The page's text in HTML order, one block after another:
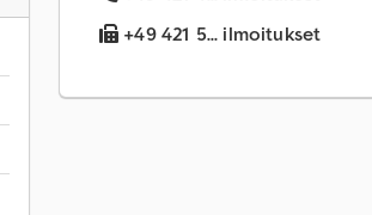
+49 421 5... ilmoitukset